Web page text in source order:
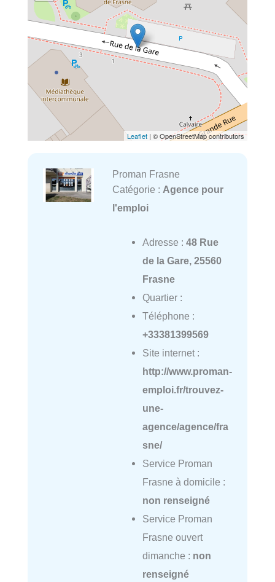
Leaflet | © OpenStreetMap contributors
Proman Frasne
Catégorie : Agence pour
l'emploi
Adresse : 48 Rue
de la Gare, 25560
Frasne
Quartier :
Téléphone :
+33381399569
Site internet :
http://www.proman-
emploi.fr/trouvez-
une-
agence/agence/fra
sne/
Service Proman
Frasne à domicile :
non renseigné
Service Proman
Frasne ouvert
dimanche : non
renseigné